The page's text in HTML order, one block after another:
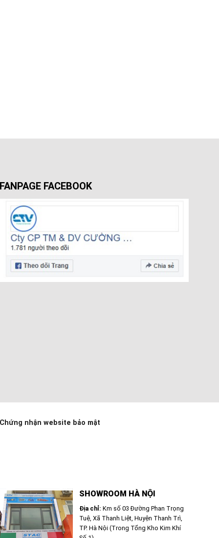
FANPAGE FACEBOOK
Chứng nhận website bảo mật
SHOWROOM HÀ NỘI
Địa chỉ: Km số 03 Đường Phan Trọng
Tuệ, Xã Thanh Liệt, Huyện Thanh Trì,
TP. Hà Nội (Trong Tổng Kho Kim Khí